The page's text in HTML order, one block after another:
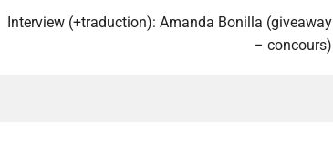
Interview (+traduction): Amanda Bonilla (giveaway
– concours)